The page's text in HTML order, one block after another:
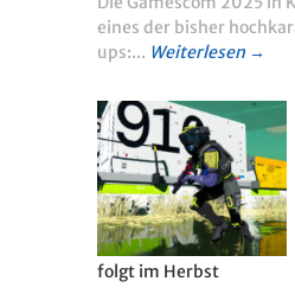
eines der bisher
ups:... Weiterlesen →
folgt im Herbst